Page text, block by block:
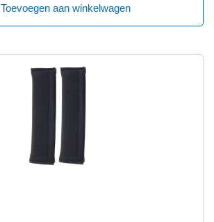
Toevoegen aan winkelwagen